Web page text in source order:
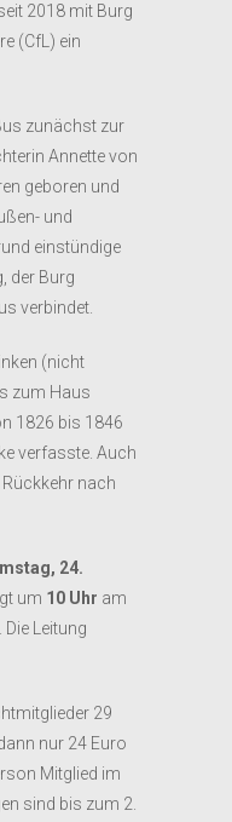
2018 mit Burg
(CfL) ein
zunächst zur
Annette von
geboren und
und
einstündige
der Burg
verbindet.
(nicht
zum Haus
1826 bis 1846
verfasste. Auch
nach
24.
um 10 Uhr am
. Die Leitung
29
nur 24 Euro
Mitglied im
sind bis zum 2.